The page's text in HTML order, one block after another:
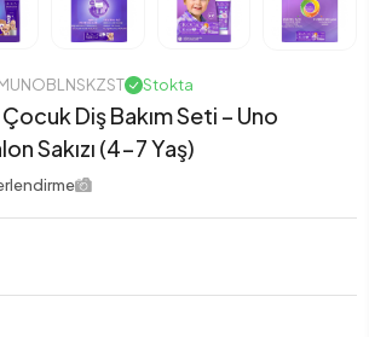
Stokta
Diş Bakım Seti – Uno
Sakızı (4-7 Yaş)